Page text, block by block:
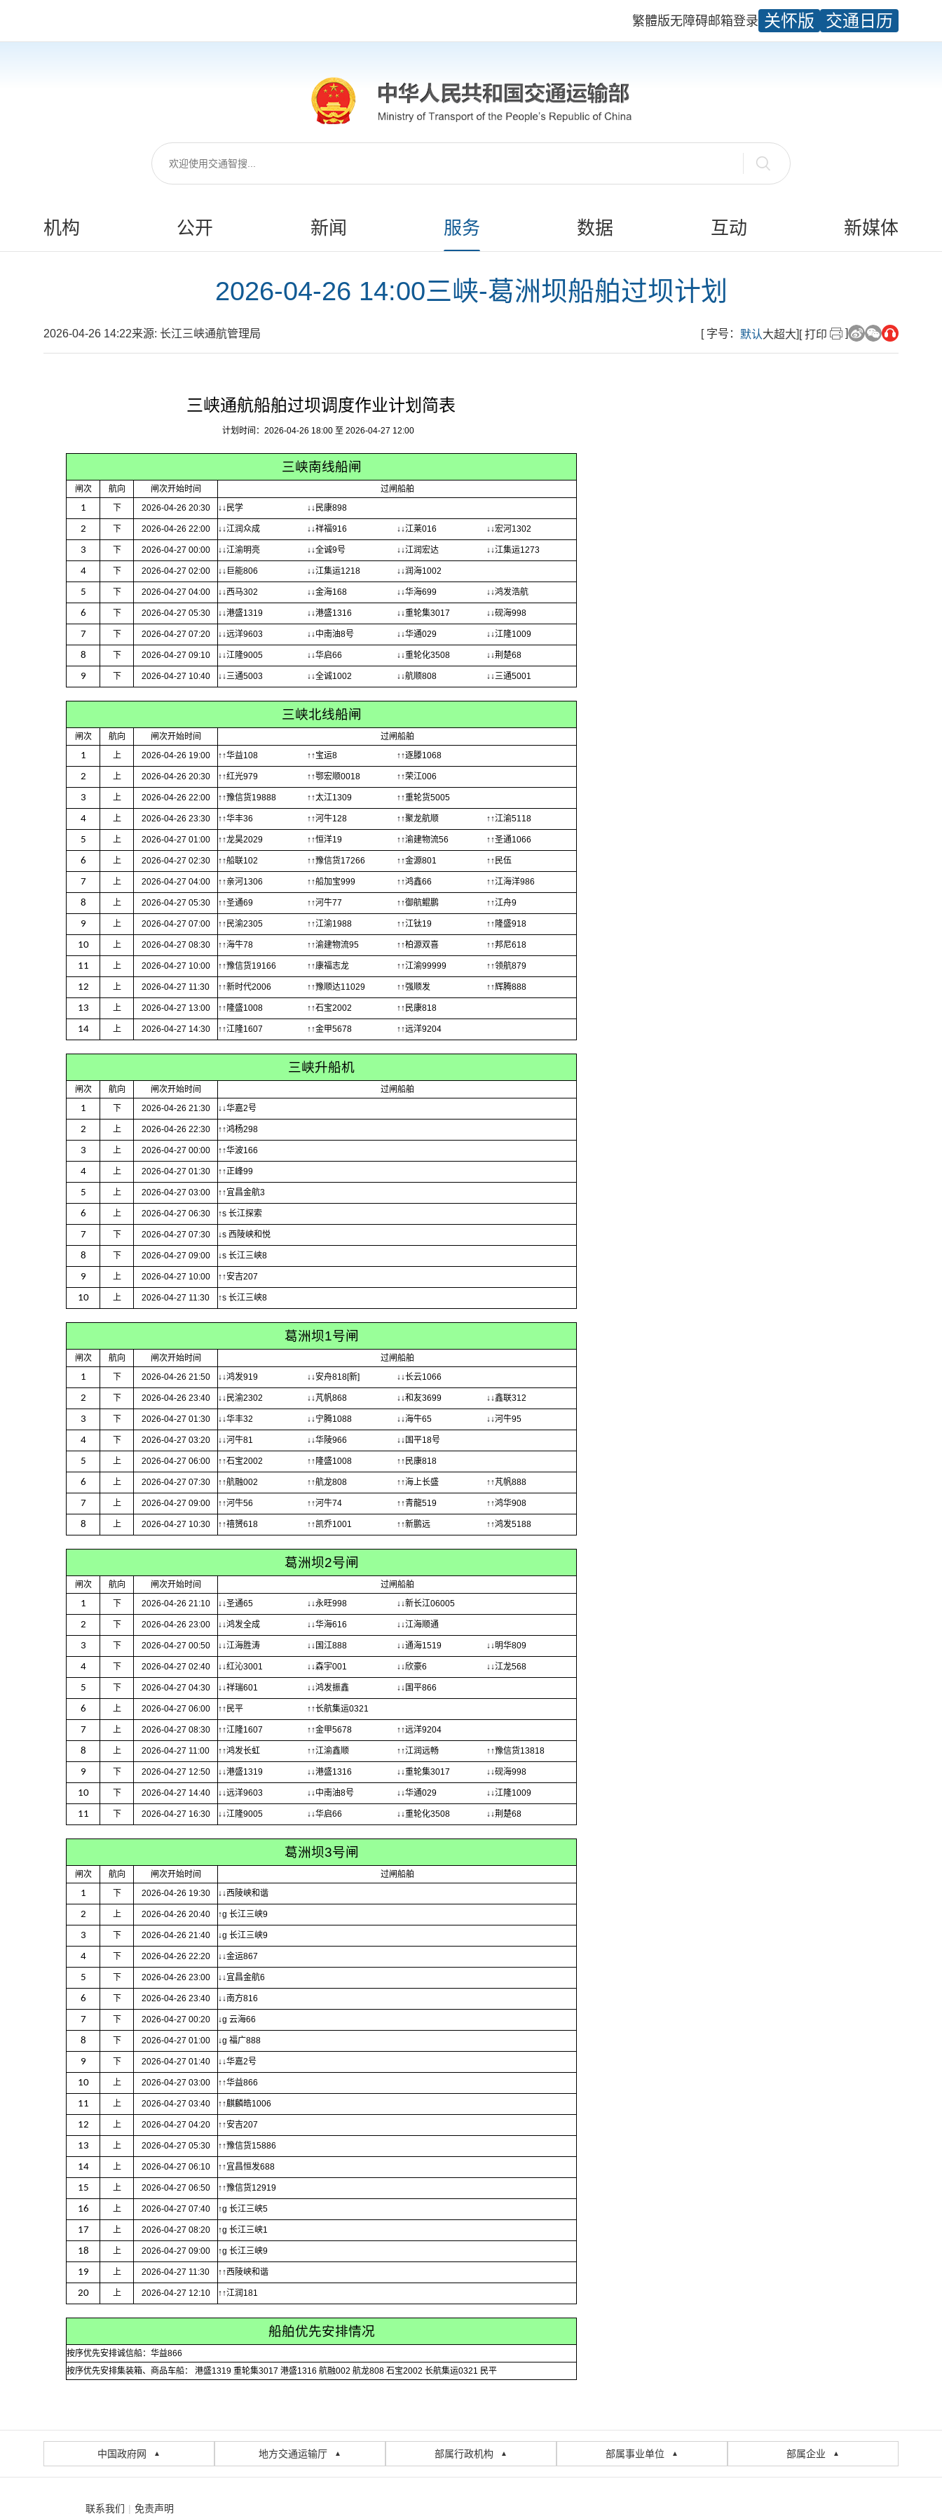
繁體版无障碍邮箱登录 关怀版 交通日历
机构 公开 新闻 服务 数据 互动 新媒体
2026-04-26 14:00三峡-葛洲坝船舶过坝计划
2026-04-26 14:22来源: 长江三峡通航管理局 [ 字号： 默认大超大] [ 打印 ]
三峡通航船舶过坝调度作业计划简表
计划时间：2026-04-26 18:00 至 2026-04-27 12:00
三峡南线船闸
闸次 航向 闸次开始时间 过闸船舶
1 下 2026-04-26 20:30 ↓↓民学 ↓↓民康898
2 下 2026-04-26 22:00 ↓↓江润众成 ↓↓祥福916 ↓↓江莱016 ↓↓宏河1302
3 下 2026-04-27 00:00 ↓↓江渝明亮 ↓↓全诚9号 ↓↓江润宏达 ↓↓江集运1273
4 下 2026-04-27 02:00 ↓↓巨能806 ↓↓江集运1218 ↓↓润海1002
5 下 2026-04-27 04:00 ↓↓西马302 ↓↓金海168 ↓↓华海699 ↓↓鸿发浩航
6 下 2026-04-27 05:30 ↓↓港盛1319 ↓↓港盛1316 ↓↓重轮集3017 ↓↓砚海998
7 下 2026-04-27 07:20 ↓↓远洋9603 ↓↓中南油8号 ↓↓华通029 ↓↓江隆1009
8 下 2026-04-27 09:10 ↓↓江隆9005 ↓↓华启66 ↓↓重轮化3508 ↓↓荆楚68
9 下 2026-04-27 10:40 ↓↓三通5003 ↓↓全诚1002 ↓↓航顺808 ↓↓三通5001
三峡北线船闸
闸次 航向 闸次开始时间 过闸船舶
1 上 2026-04-26 19:00 ↑↑华益108 ↑↑宝运8 ↑↑逐滕1068
2 上 2026-04-26 20:30 ↑↑红光979 ↑↑鄂宏顺0018 ↑↑荣江006
3 上 2026-04-26 22:00 ↑↑豫信货19888 ↑↑太江1309 ↑↑重轮货5005
4 上 2026-04-26 23:30 ↑↑华丰36 ↑↑河牛128 ↑↑聚龙航顺 ↑↑江渝5118
5 上 2026-04-27 01:00 ↑↑龙昊2029 ↑↑恒洋19 ↑↑渝建物流56 ↑↑圣通1066
6 上 2026-04-27 02:30 ↑↑船联102 ↑↑豫信货17266 ↑↑金源801 ↑↑民伍
7 上 2026-04-27 04:00 ↑↑亲河1306 ↑↑船加宝999 ↑↑鸿鑫66 ↑↑江海洋986
8 上 2026-04-27 05:30 ↑↑圣通69 ↑↑河牛77 ↑↑御航鲲鹏 ↑↑江舟9
9 上 2026-04-27 07:00 ↑↑民渝2305 ↑↑江渝1988 ↑↑江钛19 ↑↑隆盛918
10 上 2026-04-27 08:30 ↑↑海牛78 ↑↑渝建物流95 ↑↑柏源双喜 ↑↑邦尼618
11 上 2026-04-27 10:00 ↑↑豫信货19166 ↑↑康福志龙 ↑↑江渝99999 ↑↑领航879
12 上 2026-04-27 11:30 ↑↑新时代2006 ↑↑豫顺达11029 ↑↑强顺发 ↑↑辉腾888
13 上 2026-04-27 13:00 ↑↑隆盛1008 ↑↑石宝2002 ↑↑民康818
14 上 2026-04-27 14:30 ↑↑江隆1607 ↑↑金甲5678 ↑↑远洋9204
三峡升船机
闸次 航向 闸次开始时间 过闸船舶
1 下 2026-04-26 21:30 ↓↓华嘉2号
2 上 2026-04-26 22:30 ↑↑鸿杨298
3 上 2026-04-27 00:00 ↑↑华波166
4 上 2026-04-27 01:30 ↑↑正峰99
5 上 2026-04-27 03:00 ↑↑宜昌金航3
6 上 2026-04-27 06:30 ↑s 长江探索
7 下 2026-04-27 07:30 ↓s 西陵峡和悦
8 下 2026-04-27 09:00 ↓s 长江三峡8
9 上 2026-04-27 10:00 ↑↑安吉207
10 上 2026-04-27 11:30 ↑s 长江三峡8
葛洲坝1号闸
闸次 航向 闸次开始时间 过闸船舶
1 下 2026-04-26 21:50 ↓↓鸿发919 ↓↓安舟818[新] ↓↓长云1066
2 下 2026-04-26 23:40 ↓↓民渝2302 ↓↓芃帆868 ↓↓和友3699 ↓↓鑫联312
3 下 2026-04-27 01:30 ↓↓华丰32 ↓↓宁腾1088 ↓↓海牛65 ↓↓河牛95
4 下 2026-04-27 03:20 ↓↓河牛81 ↓↓华陵966 ↓↓国平18号
5 上 2026-04-27 06:00 ↑↑石宝2002 ↑↑隆盛1008 ↑↑民康818
6 上 2026-04-27 07:30 ↑↑航融002 ↑↑航龙808 ↑↑海上长盛 ↑↑芃帆888
7 上 2026-04-27 09:00 ↑↑河牛56 ↑↑河牛74 ↑↑青龍519 ↑↑鸿华908
8 上 2026-04-27 10:30 ↑↑禧赟618 ↑↑凯乔1001 ↑↑新鹏远 ↑↑鸿发5188
葛洲坝2号闸
闸次 航向 闸次开始时间 过闸船舶
1 下 2026-04-26 21:10 ↓↓圣通65 ↓↓永旺998 ↓↓新长江06005
2 下 2026-04-26 23:00 ↓↓鸿发全成 ↓↓华海616 ↓↓江海顺通
3 下 2026-04-27 00:50 ↓↓江海胜涛 ↓↓国江888 ↓↓通海1519 ↓↓明华809
4 下 2026-04-27 02:40 ↓↓红沁3001 ↓↓森宇001 ↓↓欣豪6 ↓↓江龙568
5 下 2026-04-27 04:30 ↓↓祥瑞601 ↓↓鸿发振鑫 ↓↓国平866
6 上 2026-04-27 06:00 ↑↑民平 ↑↑长航集运0321
7 上 2026-04-27 08:30 ↑↑江隆1607 ↑↑金甲5678 ↑↑远洋9204
8 上 2026-04-27 11:00 ↑↑鸿发长虹 ↑↑江渝鑫顺 ↑↑江润远畅 ↑↑豫信货13818
9 下 2026-04-27 12:50 ↓↓港盛1319 ↓↓港盛1316 ↓↓重轮集3017 ↓↓砚海998
10 下 2026-04-27 14:40 ↓↓远洋9603 ↓↓中南油8号 ↓↓华通029 ↓↓江隆1009
11 下 2026-04-27 16:30 ↓↓江隆9005 ↓↓华启66 ↓↓重轮化3508 ↓↓荆楚68
葛洲坝3号闸
闸次 航向 闸次开始时间 过闸船舶
1 下 2026-04-26 19:30 ↓↓西陵峡和谐
2 上 2026-04-26 20:40 ↑g 长江三峡9
3 下 2026-04-26 21:40 ↓g 长江三峡9
4 下 2026-04-26 22:20 ↓↓金运867
5 下 2026-04-26 23:00 ↓↓宜昌金航6
6 下 2026-04-26 23:40 ↓↓南方816
7 下 2026-04-27 00:20 ↓g 云海66
8 下 2026-04-27 01:00 ↓g 福广888
9 下 2026-04-27 01:40 ↓↓华嘉2号
10 上 2026-04-27 03:00 ↑↑华益866
11 上 2026-04-27 03:40 ↑↑麒麟皓1006
12 上 2026-04-27 04:20 ↑↑安吉207
13 上 2026-04-27 05:30 ↑↑豫信货15886
14 上 2026-04-27 06:10 ↑↑宜昌恒发688
15 上 2026-04-27 06:50 ↑↑豫信货12919
16 上 2026-04-27 07:40 ↑g 长江三峡5
17 上 2026-04-27 08:20 ↑g 长江三峡1
18 上 2026-04-27 09:00 ↑g 长江三峡9
19 上 2026-04-27 11:30 ↑↑西陵峡和谐
20 上 2026-04-27 12:10 ↑↑江润181
船舶优先安排情况
按序优先安排诚信船：华益866
按序优先安排集装箱、商品车船： 港盛1319 重轮集3017 港盛1316 航融002 航龙808 石宝2002 长航集运0321 民平
中国政府网 ▲ 地方交通运输厅 ▲ 部属行政机构 ▲ 部属事业单位 ▲ 部属企业 ▲
联系我们 | 免责声明